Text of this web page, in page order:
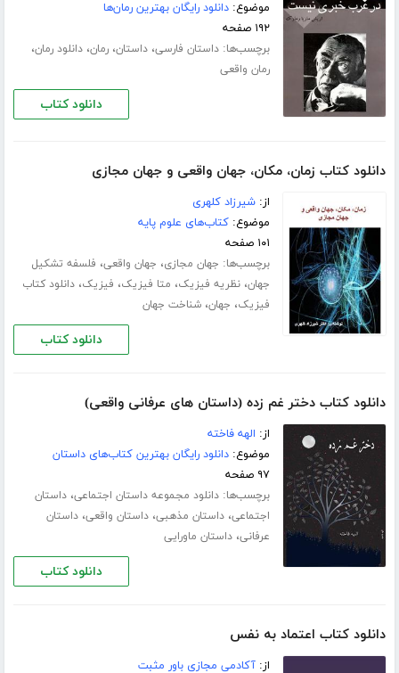
موضوع:دانلود رایگان بهترین رمان‌ها
۱۹۲ صفحه
برچسب‌ها:داستان فارسی،داستان،رمان،دانلود رمان،
رمان واقعی
دانلود کتاب
دانلود کتاب زمان، مکان، جهان واقعی و جهان مجازی
از:شیرزاد کلهری
موضوع:کتاب‌های علوم پایه
۱۰۱ صفحه
برچسب‌ها: جهان مجازی، جهان واقعی، فلسفه تشکیل
جهان،نظریه فیزیک، متا فیزیک، فیزیک،دانلود کتاب
فیزیک، جهان،شناخت جهان
دانلود کتاب
دانلود کتاب دختر غم زده (داستان های عرفانی واقعی)
از: الهه فاخته
موضوع:دانلود رایگان بهترین کتاب‌های داستان
۹۷ صفحه
برچسب‌ها:دانلود مجموعه داستان اجتماعی،داستان
اجتماعی،داستان مذهبی،داستان واقعی،داستان
عرفانی،داستان ماورایی
دانلود کتاب
دانلود کتاب اعتماد به نفس
از:آکادمی مجازی باور مثبت